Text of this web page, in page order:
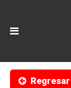
Regresar